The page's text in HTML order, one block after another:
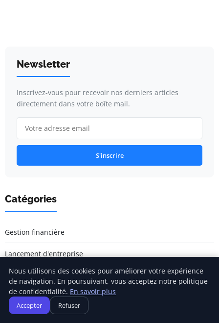
Newsletter
Inscrivez-vous pour recevoir nos derniers articles
directement dans votre boîte mail.
S'inscrire
Catégories
Gestion financière
Lancement d'entreprise
Marketing entrepreneurial
Stratégies d'affaires
Nous utilisons des cookies pour améliorer votre expérience
de navigation. En poursuivant, vous acceptez notre politique
de confidentialité. En savoir plus
Accepter Refuser